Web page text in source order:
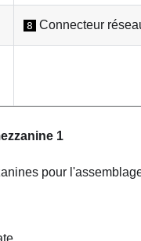
8 Connecteur
1
pour